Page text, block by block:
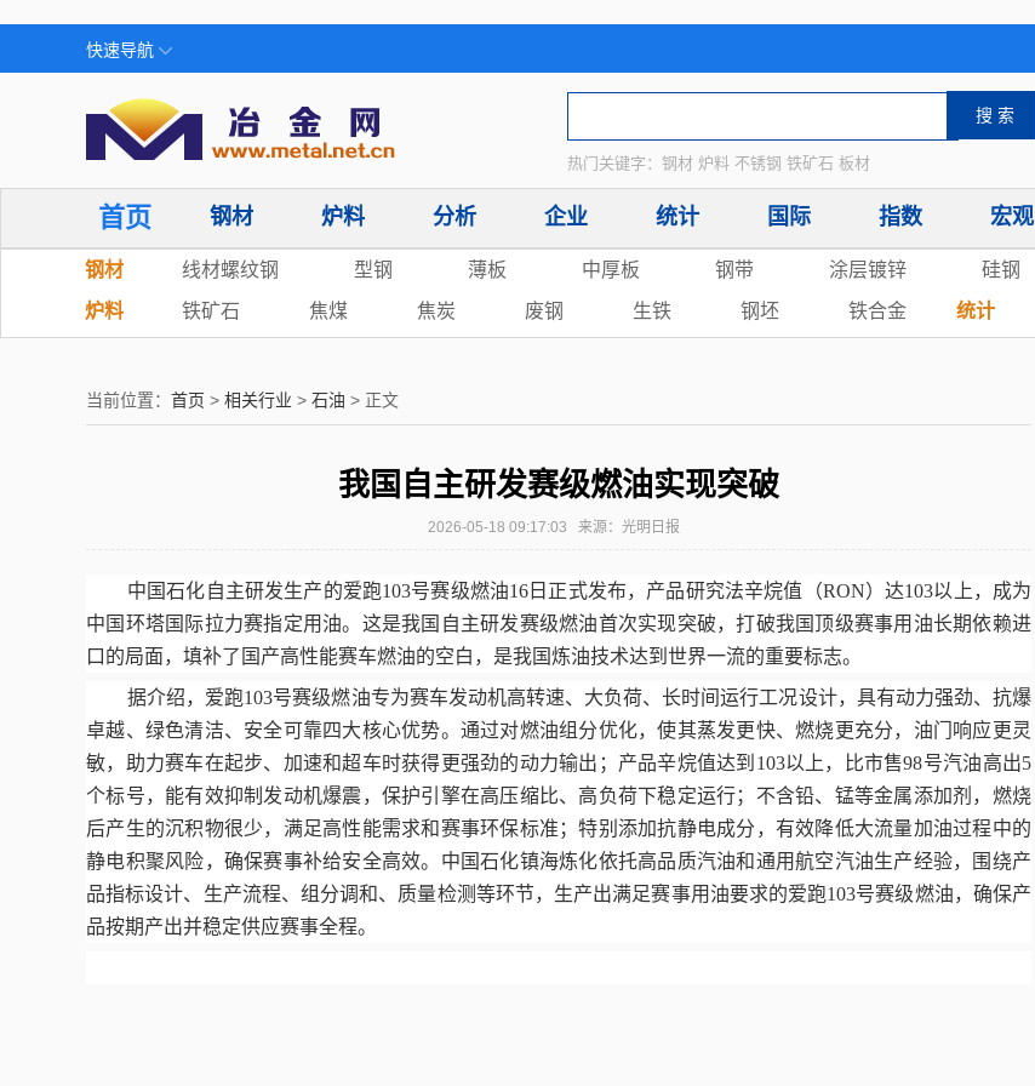
快速导航
热门关键字：钢材 炉料 不锈钢 铁矿石 板材
首页 钢材 炉料 分析 企业 统计 国际 指数 宏观
钢材 线材螺纹钢 型钢 薄板 中厚板 钢带 涂层镀锌 硅钢
炉料
铁矿石 焦煤 焦炭 废钢 生铁 钢坯 铁合金 统计
当前位置： 首页 > 相关行业 > 石油 > 正文
我国自主研发赛级燃油实现突破
2026-05-18 09:17:03 来源：光明日报
中国石化自主研发生产的爱跑103号赛级燃油16 日正式发布，产品研究法辛烷值（RON）达103以上，成为
中国环塔国际拉力赛指定用油。这是我国自主研发赛级燃油首次实现突破，打破我国顶级赛事用油长期依赖进
口的局面，填补了国产高性能赛车燃油的空白，是我国炼油技术达到世界一流的重要标志。
据介绍，爱跑103号赛级燃油专为赛车发动机高转速、大负荷、长时间运行工况设计，具有动力强劲、抗爆
卓越、绿色清洁、安全可靠四大核心优势。通过对燃油组分优化，使其蒸发更快、燃烧更充分，油门响应更灵
敏，助力赛车在起步、加速和超车时获得更强劲的动力输出；产品辛烷值达到 103以上，比市售98号汽油高出5
个标号，能有效抑制发动机爆震，保护引擎在高压缩比、高负荷下稳定运行；不含铅、锰等金属添加剂，燃烧
后产生的沉积物很少，满足高性能需求和赛事环保标准；特别添加抗静电成分，有效降低大流量加油过程中的
静电积聚风险，确保赛事补给安全高效。中国石化镇海炼化依托高品质汽油和通用航空汽油生产经验，围绕产
品指标设计、生产流程、组分调和、质量检测等环节，生产出满足赛事用油要求的爱跑103号赛级燃油，确保产
品按期产出并稳定供应赛事全程。